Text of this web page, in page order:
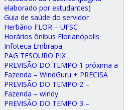
elaborado por estudantes)
Guia de saúde do servidor
Herbário FLOR – UFSC
Horários ônibus Florianópolis
Infoteca Embrapa
PAG TESOURO PIX
PREVISÃO DO TEMPO 1 próxima a
Fazenda – WindGuru + PRECISA
PREVISÃO DO TEMPO 2 –
Fazenda – windy
PREVISÃO DO TEMPO 3 –